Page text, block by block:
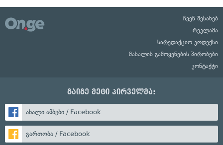
ჩვენ შესახებ
რეკლამა
სარედაქციო კოდექსი
მასალის გამოყენების პირობები
კონტაქტი
გაიგე მეტი პირველმა:
ახალი ამბები / Facebook
გართობა / Facebook